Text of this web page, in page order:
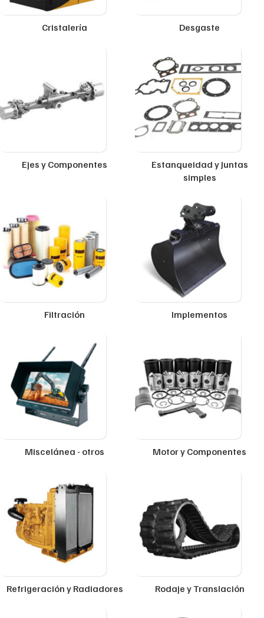
Cristalería Desgaste
Ejes y Componentes
Estanqueidad y Juntas
simples
Filtración Implementos
Miscelánea - otros Motor y Componentes
Refrigeración y Radiadores Rodaje y Translación